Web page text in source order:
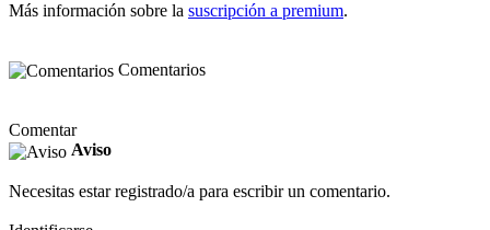
Más información sobre la suscripción a premium.
Comentarios
Comentar
Aviso
Necesitas estar registrado/a para escribir un comentario.